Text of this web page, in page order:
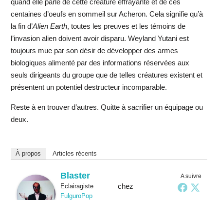
centaines d’oeufs en sommeil sur Acheron. Cela signifie qu’à
la fin d’Alien Earth, toutes les preuves et les témoins de
l’invasion alien doivent avoir disparu. Weyland Yutani est
toujours mue par son désir de développer des armes
biologiques alimenté par des informations réservées aux
seuls dirigeants du groupe que de telles créatures existent et
présentent un potentiel destructeur incomparable.
Reste à en trouver d’autres. Quitte à sacrifier un équipage ou
deux.
À propos Articles récents
A suivre
Blaster
Eclairagistechez
FulguroPop